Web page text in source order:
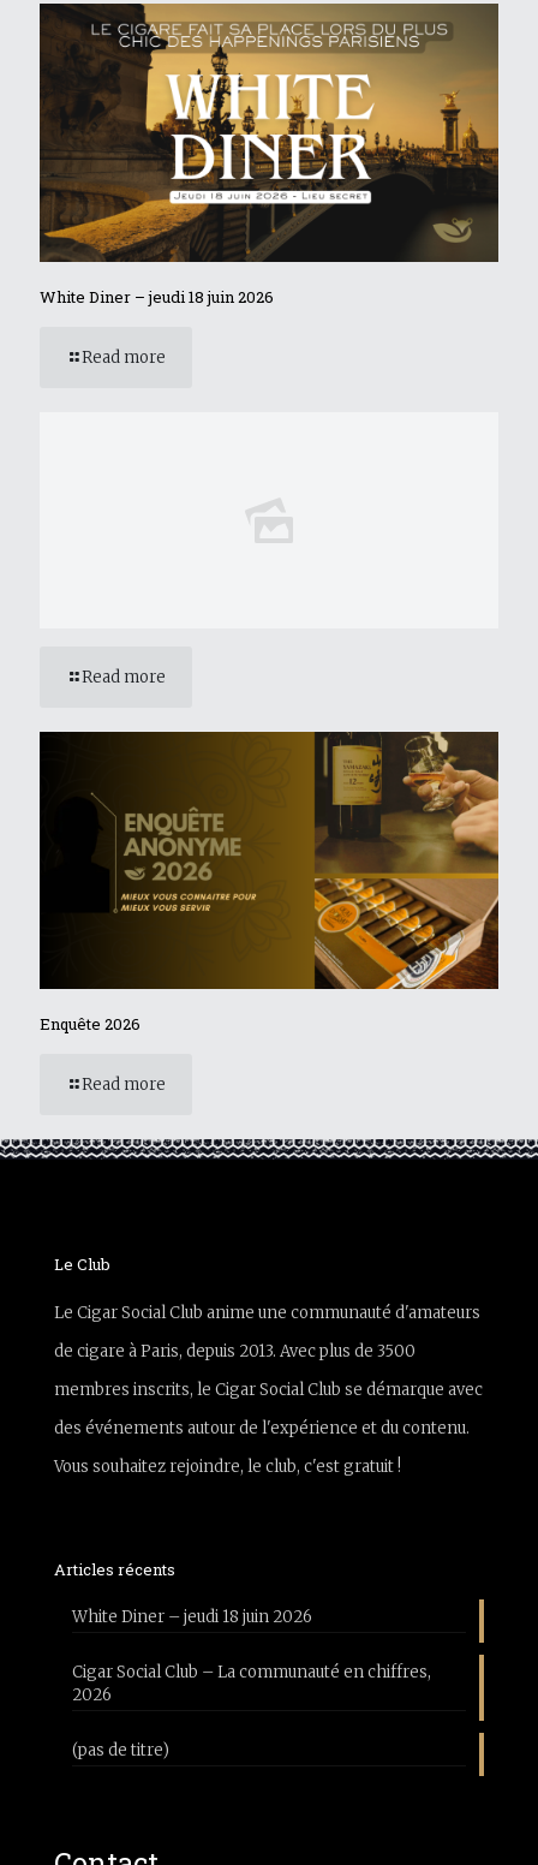
White Diner – jeudi 18 juin 2026
Read more
Read more
Enquête 2026
Read more
Le Club
Le Cigar Social Club anime une communauté d'amateurs
de cigare à Paris, depuis 2013. Avec plus de 3500
membres inscrits, le Cigar Social Club se démarque avec
des événements autour de l'expérience et du contenu.
Vous souhaitez rejoindre, le club, c'est gratuit !
Articles récents
White Diner – jeudi 18 juin 2026
Cigar Social Club – La communauté en chiffres,
2026
(pas de titre)